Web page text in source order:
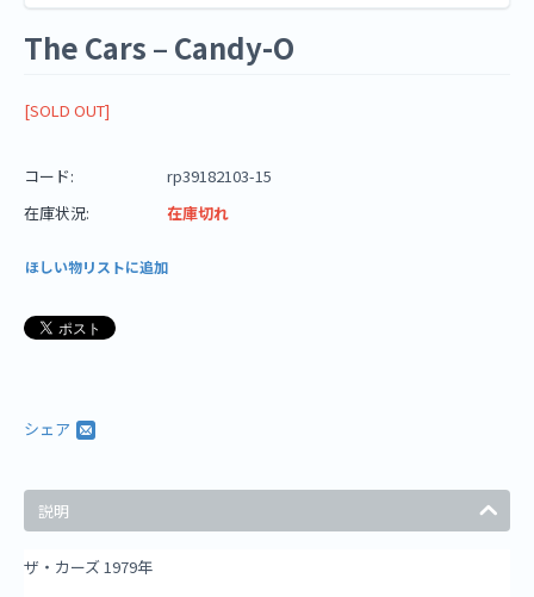
The Cars ‎– Candy-O
[SOLD OUT]
コード:
rp39182103-15
在庫状況:
在庫切れ
ほしい物リストに追加
シェア
説明
ザ・カーズ 1979年